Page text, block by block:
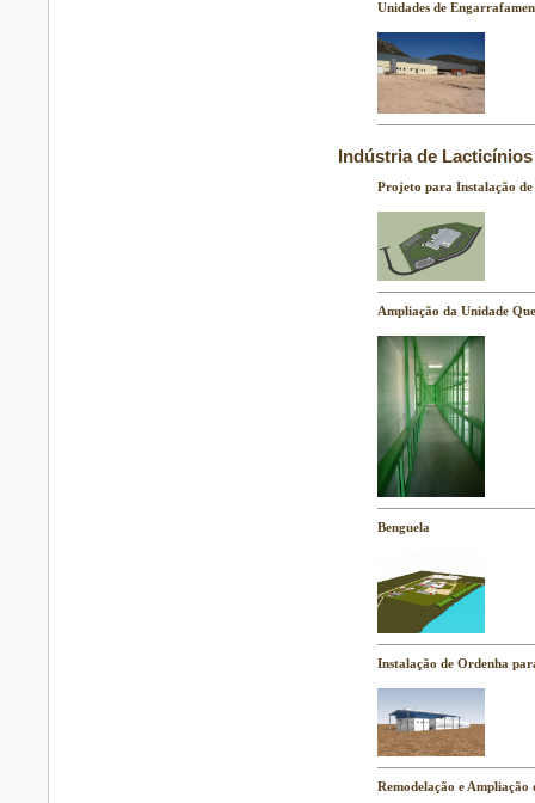
Unidades de
Indústria de Lacticínios
Projeto para Instalação
Ampliação da Unidade
Benguela
Instalação de Ordenha
Remodelação e Ampliação